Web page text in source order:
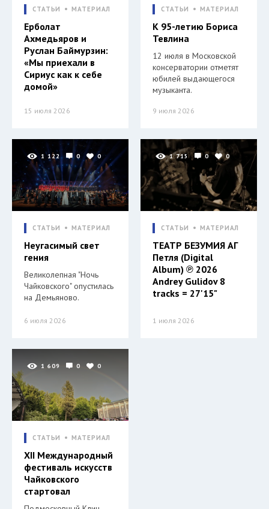
СТАТЬИ МАТЕРИАЛ
Ерболат
Ахмедьяров и
Руслан Баймурзин:
«Мы приехали в
Сириус как к себе
домой»
15 июля 2026
СТАТЬИ МАТЕРИАЛ
К 95-летию Бориса
Тевлина
12 июля в Московской
консерватории отметят
юбилей выдающегося
музыканта.
9 июля 2026
1 122 0 0
СТАТЬИ МАТЕРИАЛ
Неугасимый свет
гения
Великолепная "Ночь
Чайковского" опустилась
на Демьяново.
6 июля 2026
1 715 0 0
СТАТЬИ МАТЕРИАЛ
ТЕАТР БЕЗУМИЯ АГ
Петля (Digital
Album) ℗ 2026
Andrey Gulidov 8
tracks = 27'15"
1 июля 2026
1 609 0 0
СТАТЬИ МАТЕРИАЛ
XII Международный
фестиваль искусств
Чайковского
стартовал